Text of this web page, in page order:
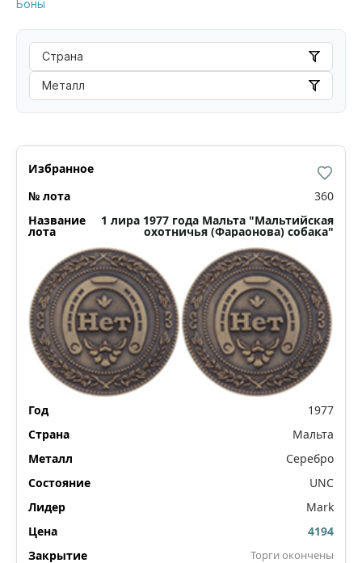
Боны
Страна
Металл
360
1 лира 1977 года Мальта "Мальтийская
охотничья (Фараонова) собака"
1977
Мальта
Серебро
UNC
Mark
4194
Торги окончены